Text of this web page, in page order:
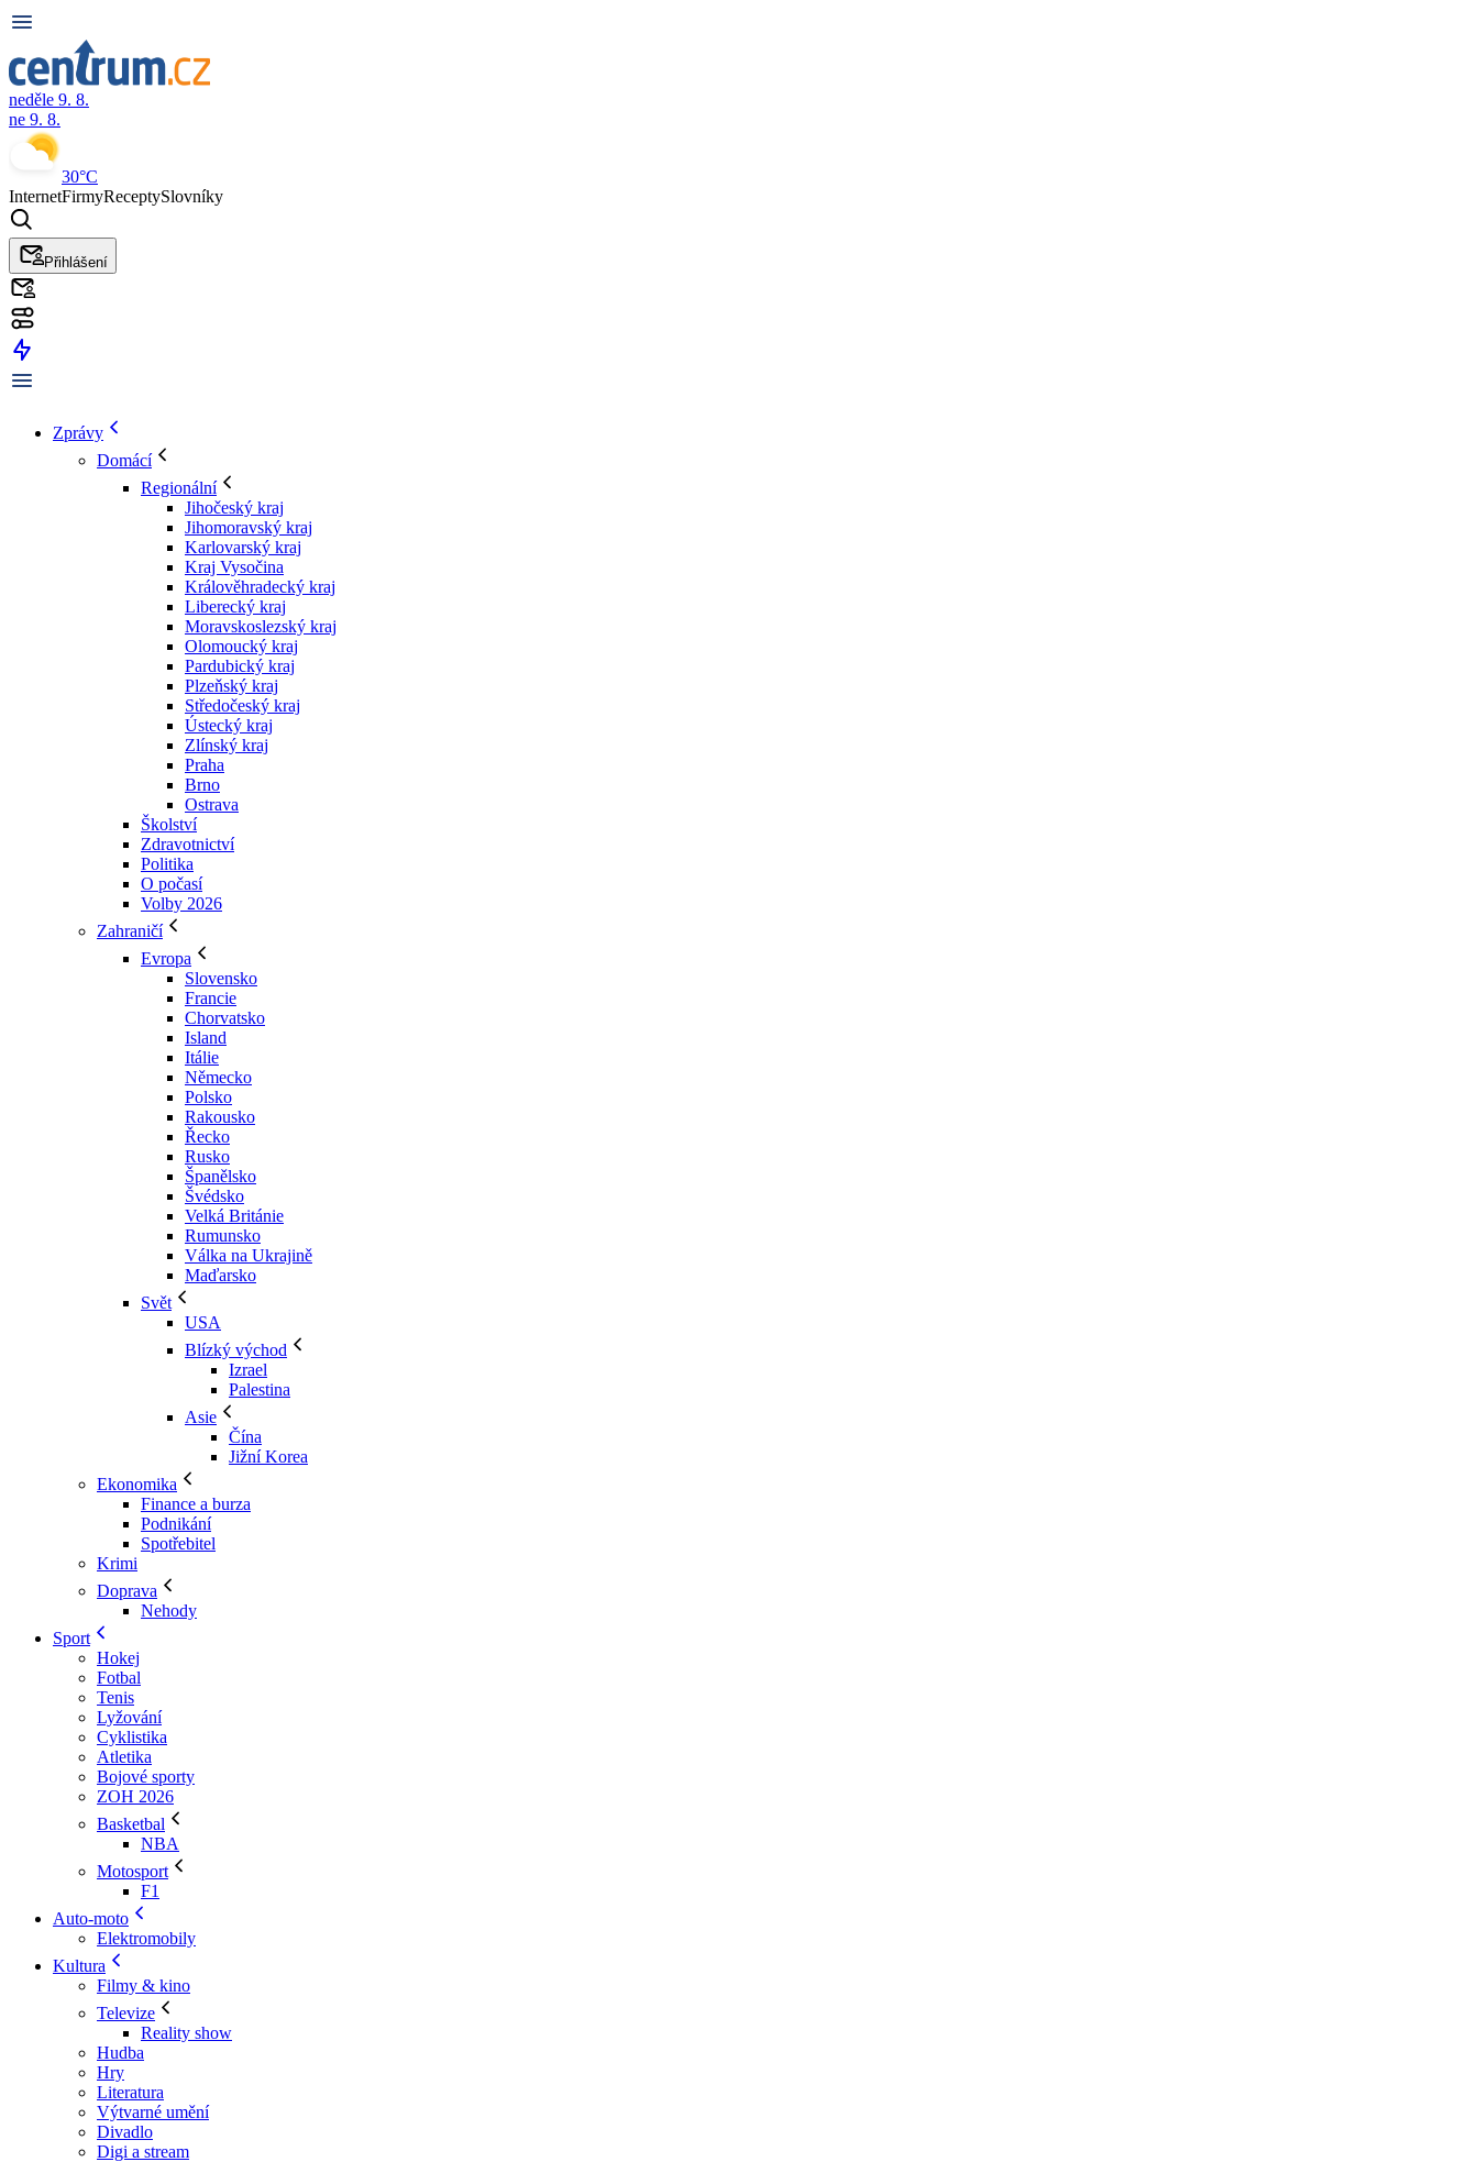
neděle 9. 8.
ne 9. 8.
30°C
InternetFirmyReceptySlovníky
Přihlášení
Zprávy
Domácí
Regionální
Jihočeský kraj
Jihomoravský kraj
Karlovarský kraj
Kraj Vysočina
Králověhradecký kraj
Liberecký kraj
Moravskoslezský kraj
Olomoucký kraj
Pardubický kraj
Plzeňský kraj
Středočeský kraj
Ústecký kraj
Zlínský kraj
Praha
Brno
Ostrava
Školství
Zdravotnictví
Politika
O počasí
Volby 2026
Zahraničí
Evropa
Slovensko
Francie
Chorvatsko
Island
Itálie
Německo
Polsko
Rakousko
Řecko
Rusko
Španělsko
Švédsko
Velká Británie
Rumunsko
Válka na Ukrajině
Maďarsko
Svět
USA
Blízký východ
Izrael
Palestina
Asie
Čína
Jižní Korea
Ekonomika
Finance a burza
Podnikání
Spotřebitel
Krimi
Doprava
Nehody
Sport
Hokej
Fotbal
Tenis
Lyžování
Cyklistika
Atletika
Bojové sporty
ZOH 2026
Basketbal
NBA
Motosport
F1
Auto-moto
Elektromobily
Kultura
Filmy & kino
Televize
Reality show
Hudba
Hry
Literatura
Výtvarné umění
Divadlo
Digi a stream